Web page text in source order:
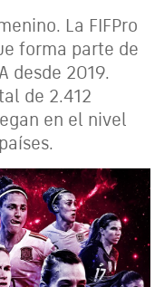
La FIFPro
forma parte de
desde 2019.
de 2.412
en el nivel